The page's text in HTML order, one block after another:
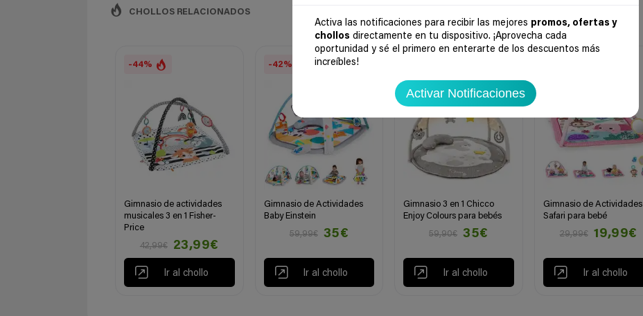
Activa las notificaciones para recibir las mejores promos, ofertas y
chollos directamente en tu dispositivo. ¡Aprovecha cada
oportunidad y sé el primero en enterarte de los descuentos más
increíbles!
Activar Notificaciones
CHOLLOS RELACIONADOS
-44%
Gimnasio de actividades
musicales 3 en 1 Fisher-
Price
42,99€
23,99€
Ir al chollo
-42%
Gimnasio de Actividades
Baby Einstein
59,99€
35€
Ir al chollo
Gimnasio 3 en 1 Chicco
Enjoy Colours para bebés
59,90€
35€
Ir al chollo
Gimnasio de Actividades
Safari para bebé
29,99€
19,99€
Ir al chollo